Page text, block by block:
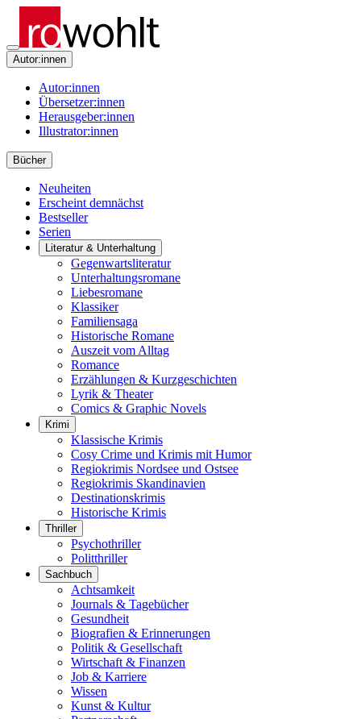
Autor:innen
Autor:innen
Übersetzer:innen
Herausgeber:innen
Illustrator:innen
Bücher
Neuheiten
Erscheint demnächst
Bestseller
Serien
Literatur & Unterhaltung
Gegenwartsliteratur
Unterhaltungsromane
Liebesromane
Klassiker
Familiensaga
Historische Romane
Auszeit vom Alltag
Romance
Erzählungen & Kurzgeschichten
Lyrik & Theater
Comics & Graphic Novels
Krimi
Klassische Krimis
Cosy Crime und Krimis mit Humor
Regiokrimis Nordsee und Ostsee
Regiokrimis Skandinavien
Destinationskrimis
Historische Krimis
Thriller
Psychothriller
Politthriller
Sachbuch
Achtsamkeit
Journals & Tagebücher
Gesundheit
Biografien & Erinnerungen
Politik & Gesellschaft
Wirtschaft & Finanzen
Job & Karriere
Wissen
Kunst & Kultur